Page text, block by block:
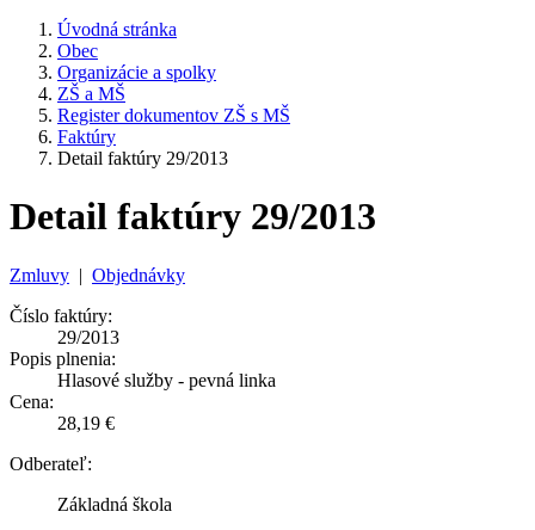
Úvodná stránka
Obec
Organizácie a spolky
ZŠ a MŠ
Register dokumentov ZŠ s MŠ
Faktúry
Detail faktúry 29/2013
Detail faktúry 29/2013
Zmluvy | Objednávky
Číslo faktúry:
29/2013
Popis plnenia:
Hlasové služby - pevná linka
Cena:
28,19 €
Odberateľ:
Základná škola